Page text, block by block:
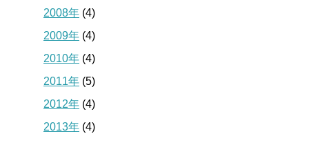
2008年 (4)
2009年 (4)
2010年 (4)
2011年 (5)
2012年 (4)
2013年 (4)